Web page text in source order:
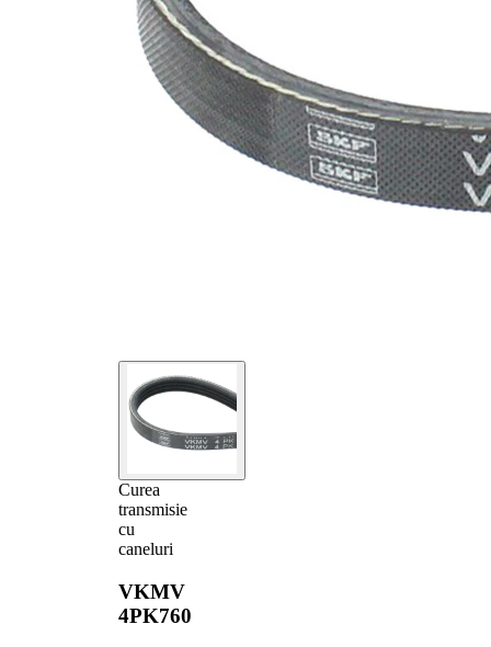
Curea
transmisie
cu
caneluri
VKMV
4PK760
Material
curea
dienă
cauciuc)